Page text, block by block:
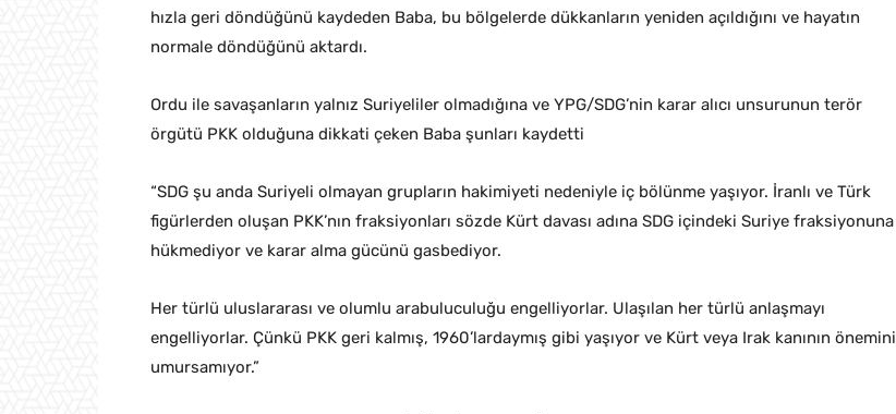
hızla geri döndüğünü kaydeden Baba, bu bölgelerde dükkanların yeniden açıldığını ve hayatın
normale döndüğünü aktardı.
Ordu ile savaşanların yalnız Suriyeliler olmadığına ve YPG/SDG’nin karar alıcı unsurunun terör
örgütü PKK olduğuna dikkati çeken Baba şunları kaydetti
“SDG şu anda Suriyeli olmayan grupların hakimiyeti nedeniyle iç bölünme yaşıyor. İranlı ve Türk
figürlerden oluşan PKK’nın fraksiyonları sözde Kürt davası adına SDG içindeki Suriye fraksiyonuna
hükmediyor ve karar alma gücünü gasbediyor.
Her türlü uluslararası ve olumlu arabuluculuğu engelliyorlar. Ulaşılan her türlü anlaşmayı
engelliyorlar. Çünkü PKK geri kalmış, 1960’lardaymış gibi yaşıyor ve Kürt veya Irak kanının önemini
umursamıyor.”